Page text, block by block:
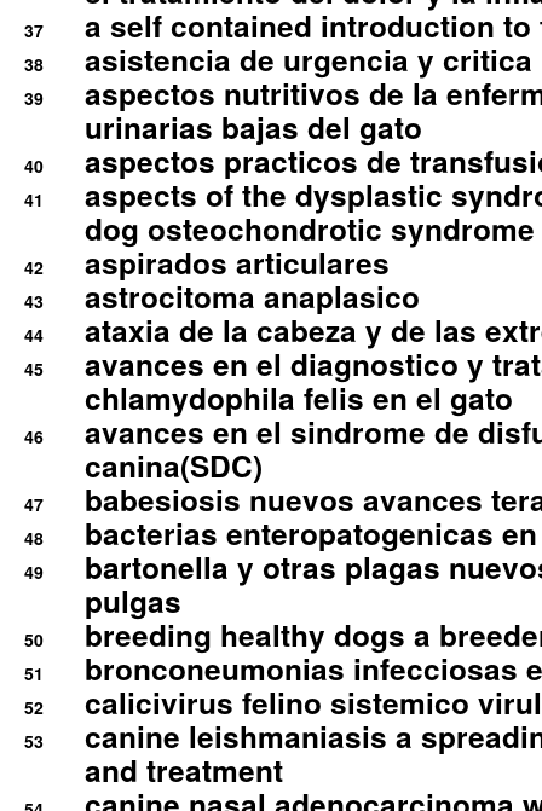
37 a self contained introduction
38 asistencia de urgencia y
39
aspectos nutritivos de la
urinarias bajas del gato
40 aspectos practicos de
41
aspects of the dysplastic
dog osteochondrotic syndrome
42 aspirados articulares
43 astrocitoma anaplasico
44 ataxia de la cabeza y de las
45
avances en el diagnostico y
chlamydophila felis en el gato
46
avances en el sindrome de
canina(SDC)
47 babesiosis nuevos avances
48 bacterias enteropatogenicas
49
bartonella y otras plagas
pulgas
50 breeding healthy dogs a
51 bronconeumonias infecciosas
52 calicivirus felino sistemico
53
canine leishmaniasis a
and treatment